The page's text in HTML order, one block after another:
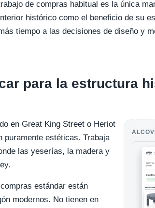
de compras habitual es la única
histórico como el beneficio de su
tiempo a las decisiones de diseño y
para la estructura
en Great King Street o Heriot
puramente estéticas. Trabaja
las yeserías, la madera y
estándar están
modernos. No tienen en